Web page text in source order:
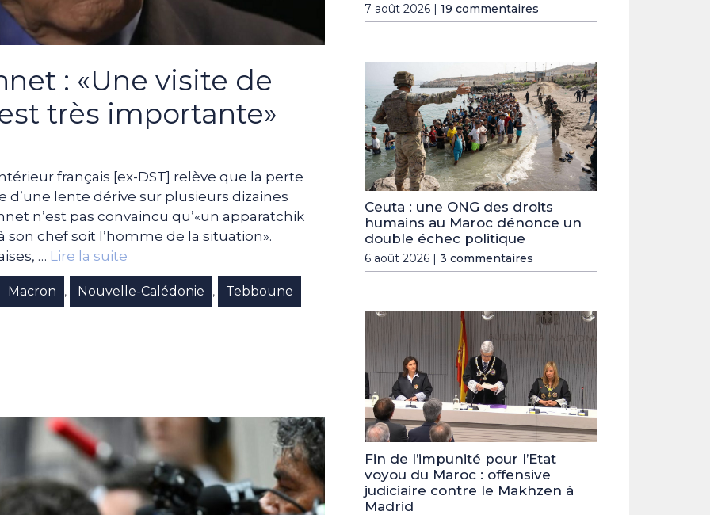
: «Une visite de
très importante»
français [ex-DST] relève que la perte
d’une lente dérive sur plusieurs dizaines
n’est pas convaincu qu’«un apparatchik
chef soit l’homme de la situation».
… Lire la suite
Macron , Nouvelle-Calédonie , Tebboune
7 août 2026 | 19 commentaires
Ceuta : une ONG des droits
humains au Maroc dénonce un
double échec politique
6 août 2026 | 3 commentaires
Fin de l’impunité pour l’Etat
voyou du Maroc : offensive
judiciaire contre le Makhzen à
Madrid